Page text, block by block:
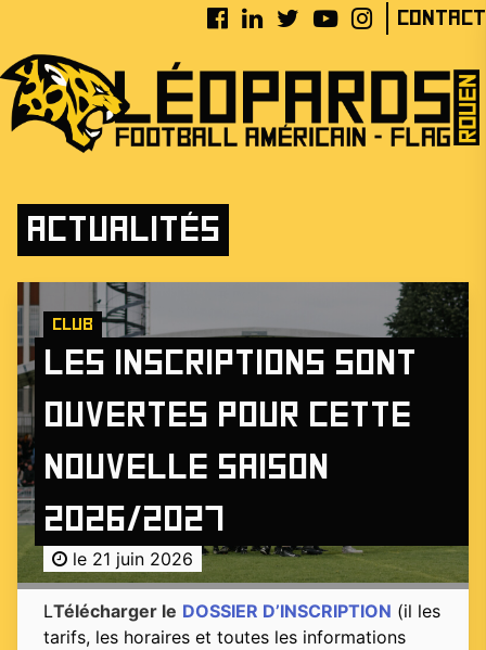
Contact
Actualités
Club
Les inscriptions sont
ouvertes pour cette
nouvelle saison
2026/2027
le 21 juin 2026
LTélécharger le DOSSIER D’INSCRIPTION (il les
tarifs, les horaires et toutes les informations